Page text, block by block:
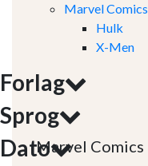
Marvel Comics
Marvel Comics
Hulk
X-Men
Forlag
Sprog
Dato